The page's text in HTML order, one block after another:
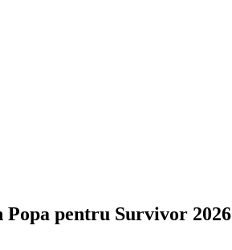
pentru Survivor 2026